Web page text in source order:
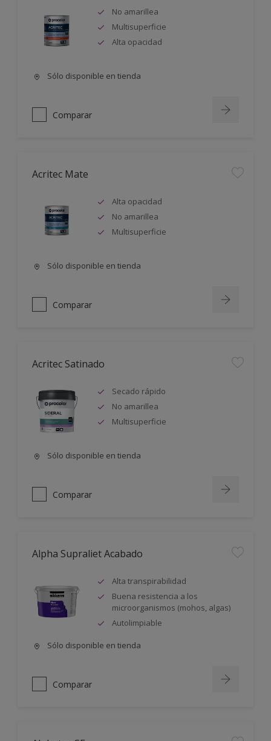
No amarillea
Multisuperficie
Alta opacidad
Sólo disponible en tienda
Comparar
Acritec Mate
Alta opacidad
No amarillea
Multisuperficie
Sólo disponible en tienda
Comparar
Acritec Satinado
Secado rápido
No amarillea
Multisuperficie
Sólo disponible en tienda
Comparar
Alpha Supraliet Acabado
Alta transpirabilidad
Buena resistencia a los
microorganismos (mohos, algas)
Autolimpiable
Sólo disponible en tienda
Comparar